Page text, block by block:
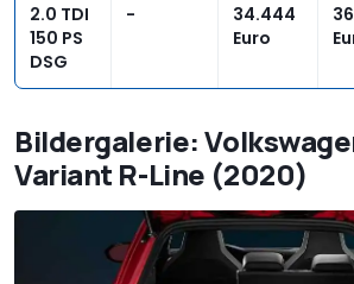
2.0 TDI
150 PS
DSG
-
34.444
Euro
Bildergalerie:
Variant R-Line (2020)